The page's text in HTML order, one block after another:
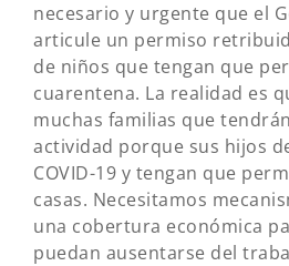
necesario y urgente que el
articule un permiso
de niños que tengan que
cuarentena. La realidad es
muchas familias que
actividad porque sus hijos
COVID-19 y tengan que
casas. Necesitamos
una cobertura económica
puedan ausentarse del